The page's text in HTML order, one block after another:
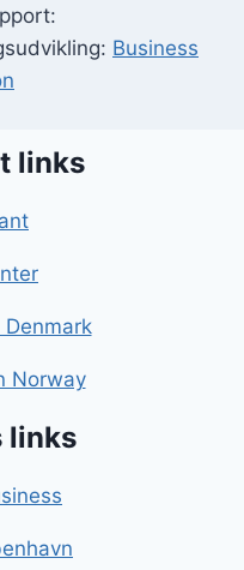
Business
links
Norway
links